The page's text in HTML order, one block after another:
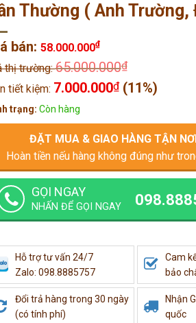
Thường ( Anh Trường,
bán: 58.000.000₫
thị trường:65.000.000₫
tiết kiệm: 7.000.000₫ (11%)
trạng: Còn hàng
ĐẶT MUA & GIAO HÀNG TẬN
Hoàn tiền nếu hàng không đúng như
GỌI NGAY
NHẤN ĐỂ GỌI NGAY
Hỗ trợ tư vấn 24/7
Zalo: 098.8885757
Cam
bảo
Đổi trả hàng trong 30 ngày
(có tính phí)
Nhận
quốc